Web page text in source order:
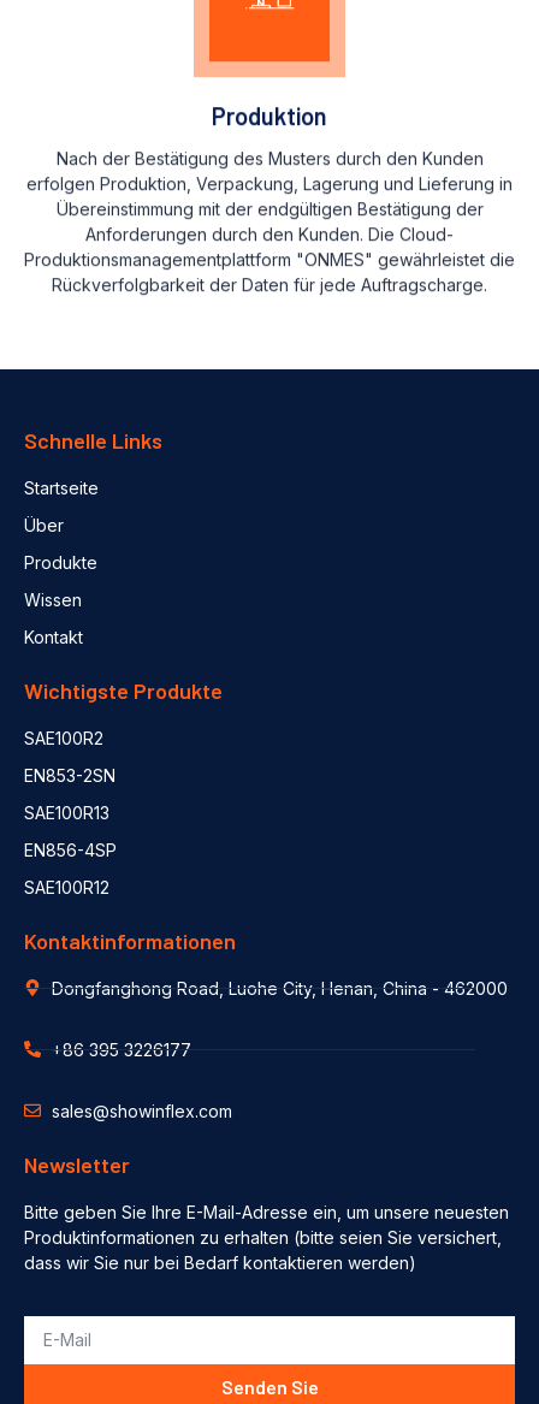
Produktion
Nach der Bestätigung des Musters durch den Kunden
erfolgen Produktion, Verpackung, Lagerung und Lieferung in
Übereinstimmung mit der endgültigen Bestätigung der
Anforderungen durch den Kunden. Die Cloud-
Produktionsmanagementplattform "ONMES" gewährleistet die
Rückverfolgbarkeit der Daten für jede Auftragscharge.
Schnelle Links
Startseite
Über
Produkte
Wissen
Kontakt
Wichtigste Produkte
SAE100R2
EN853-2SN
SAE100R13
EN856-4SP
SAE100R12
Kontaktinformationen
Dongfanghong Road, Luohe City, Henan, China - 462000
+86 395 3226177
sales@showinflex.com
Newsletter
Bitte geben Sie Ihre E-Mail-Adresse ein, um unsere neuesten
Produktinformationen zu erhalten (bitte seien Sie versichert,
dass wir Sie nur bei Bedarf kontaktieren werden)
Senden Sie